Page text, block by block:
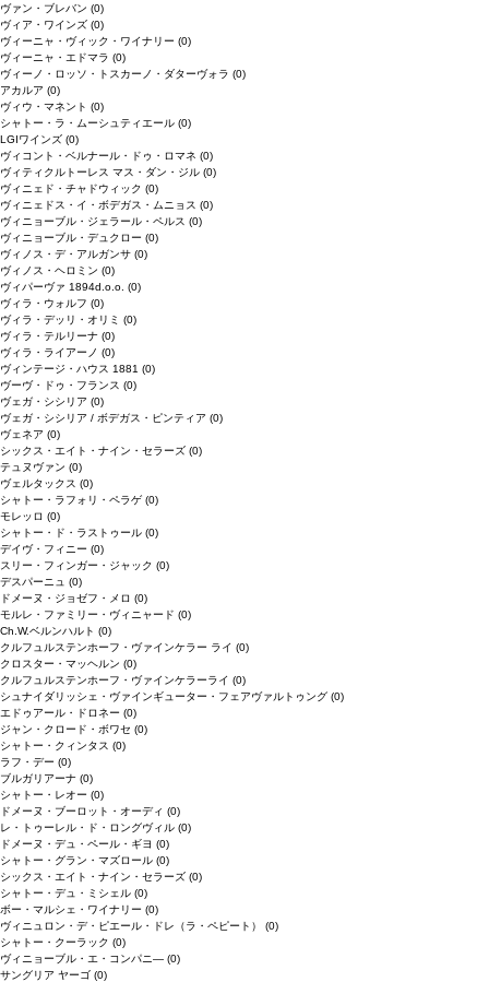
ヴァン・ブレバン (0)
ヴィア・ワインズ (0)
ヴィーニャ・ヴィック・ワイナリー (0)
ヴィーニャ・エドマラ (0)
ヴィーノ・ロッソ・トスカーノ・ダターヴォラ (0)
アカルア (0)
ヴィウ・マネント (0)
シャトー・ラ・ムーシュティエール (0)
LGIワインズ (0)
ヴィコント・ベルナール・ドゥ・ロマネ (0)
ヴィティクルトーレス マス・ダン・ジル (0)
ヴィニェド・チャドウィック (0)
ヴィニェドス・イ・ボデガス・ムニョス (0)
ヴィニョーブル・ジェラール・ペルス (0)
ヴィニョーブル・デュクロー (0)
ヴィノス・デ・アルガンサ (0)
ヴィノス・ヘロミン (0)
ヴィパーヴァ 1894d.o.o. (0)
ヴィラ・ウォルフ (0)
ヴィラ・デッリ・オリミ (0)
ヴィラ・テルリーナ (0)
ヴィラ・ライアーノ (0)
ヴィンテージ・ハウス 1881 (0)
ヴーヴ・ドゥ・フランス (0)
ヴェガ・シシリア (0)
ヴェガ・シシリア / ボデガス・ピンティア (0)
ヴェネア (0)
シックス・エイト・ナイン・セラーズ (0)
テュヌヴァン (0)
ヴェルタックス (0)
シャトー・ラフォリ・ペラゲ (0)
モレッロ (0)
シャトー・ド・ラストゥール (0)
デイヴ・フィニー (0)
スリー・フィンガー・ジャック (0)
デスパーニュ (0)
ドメーヌ・ジョゼフ・メロ (0)
モルレ・ファミリー・ヴィニャード (0)
Ch.W.ベルンハルト (0)
クルフュルステンホーフ・ヴァインケラー ライ (0)
クロスター・マッヘルン (0)
クルフュルステンホーフ・ヴァインケラーライ (0)
シュナイダリッシェ・ヴァインギューター・フェアヴァルトゥング (0)
エドゥアール・ドロネー (0)
ジャン・クロード・ボワセ (0)
シャトー・クィンタス (0)
ラフ・デー (0)
ブルガリアーナ (0)
シャトー・レオー (0)
ドメーヌ・ブーロット・オーディ (0)
レ・トゥーレル・ド・ロングヴィル (0)
ドメーヌ・デュ・ペール・ギヨ (0)
シャトー・グラン・マズロール (0)
シックス・エイト・ナイン・セラーズ (0)
シャトー・デュ・ミシェル (0)
ボー・マルシェ・ワイナリー (0)
ヴィニュロン・デ・ピエール・ドレ（ラ・ペピート） (0)
シャトー・クーラック (0)
ヴィニョーブル・エ・コンパニ― (0)
サングリア ヤーゴ (0)